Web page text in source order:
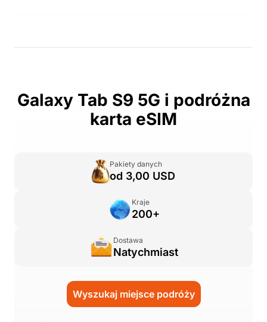
Galaxy Tab S9 5G i podróżna
karta eSIM
Pakiety danych
od 3,00 USD
Kraje
200+
Dostawa
Natychmiast
Wyszukaj miejsce podróży